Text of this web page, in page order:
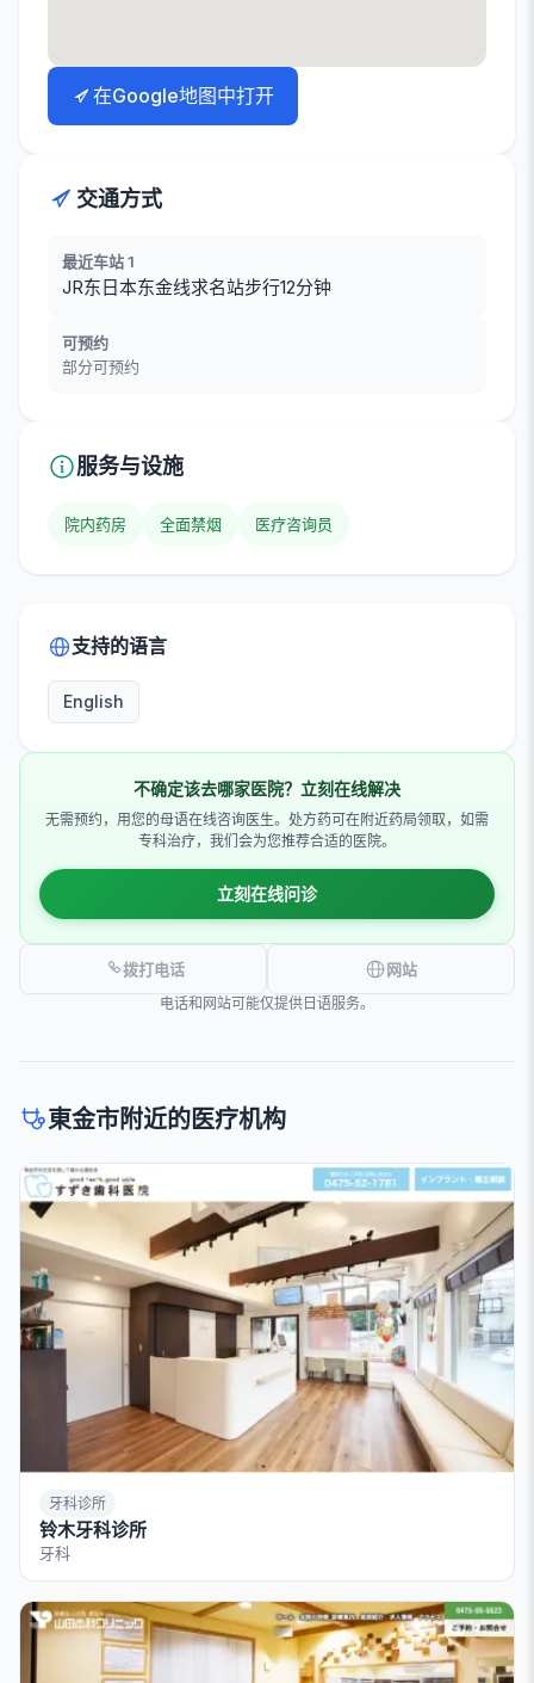
在Google地图中打开
交通方式
最近车站 1
JR东日本东金线求名站步行12分钟
可预约
部分可预约
服务与设施
院内药房 全面禁烟 医疗咨询员
支持的语言
English
不确定该去哪家医院？立刻在线解决
无需预约，用您的母语在线咨询医生。处方药可在附近药局领取，如需
专科治疗，我们会为您推荐合适的医院。
立刻在线问诊
拨打电话 网站
电话和网站可能仅提供日语服务。
東金市附近的医疗机构
牙科诊所
铃木牙科诊所
牙科